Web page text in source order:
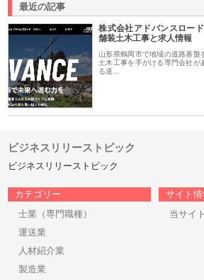
最近の記事
株式会社アドバンスロー
舗装土木工事と求人情報
山形県鶴岡市で地域の道路基盤
土木工事を手がける専門会社が
る道…
ビジネスリリーストピック
ビジネスリリーストピック
カテゴリー
士業（専門職種）
運送業
人材紹介業
製造業
サイト情
当サイ